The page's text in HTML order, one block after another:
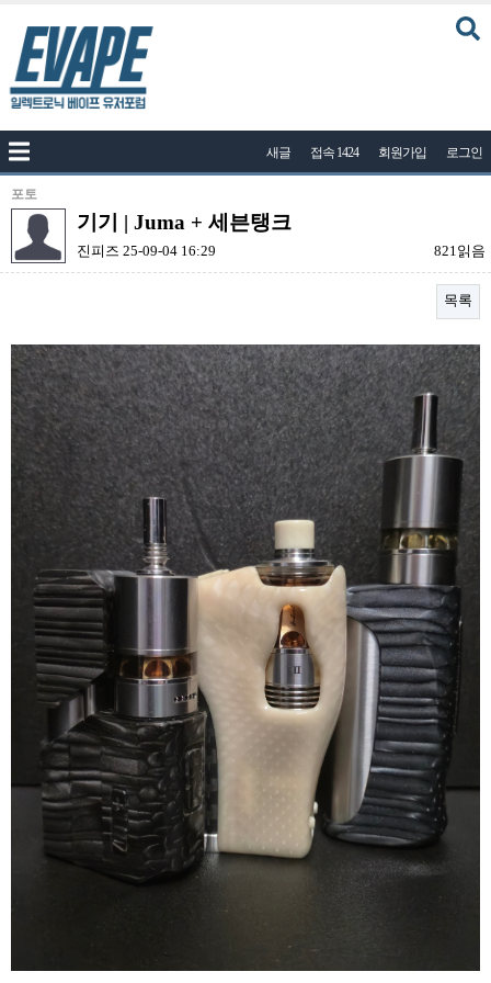
공지사항
나눔이벤트
자유게시판
질문답변
건의게시판
액상
레시피
연구실
리뷰게시판
팁앤가이드
레시피계산기
툴즈킷
업체
업체게시판
모더게시판
제휴업체
트레이드
구매
즐겨찾기
새글 접속 1424 회원가입 로그인
포토
기기 | Juma + 세븐탱크
진피즈 25-09-04 16:29 821읽음
목록
본문